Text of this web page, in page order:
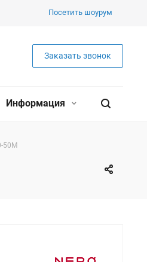
Посетить шоурум
Заказать звонок
Информация
50M